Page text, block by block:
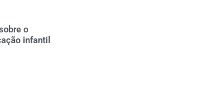
o
infantil